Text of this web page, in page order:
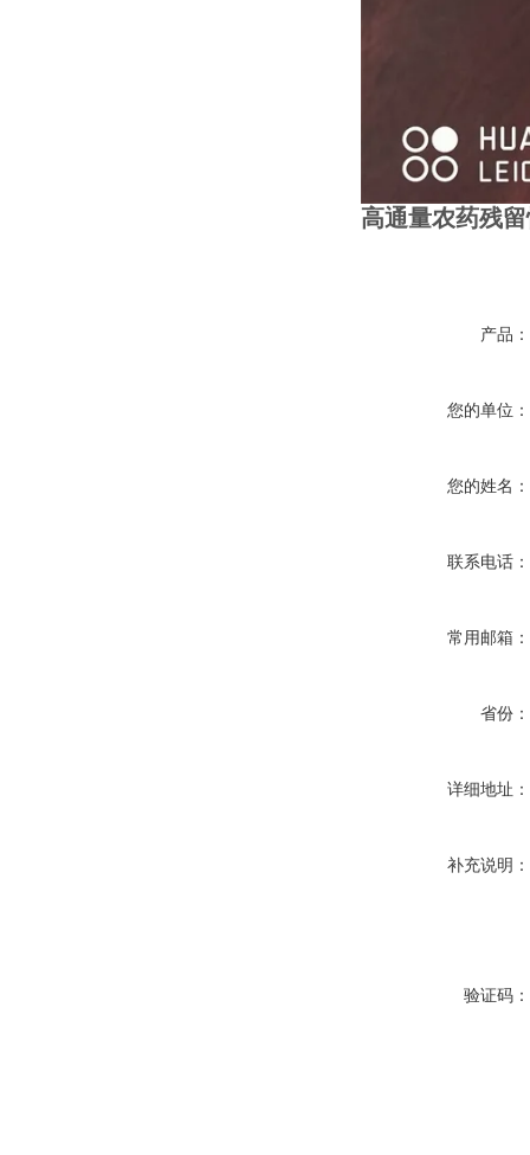
高通量农药残
产品：
您的单位：
您的姓名：
联系电话：
常用邮箱：
省份：
详细地址：
补充说明：
验证码：